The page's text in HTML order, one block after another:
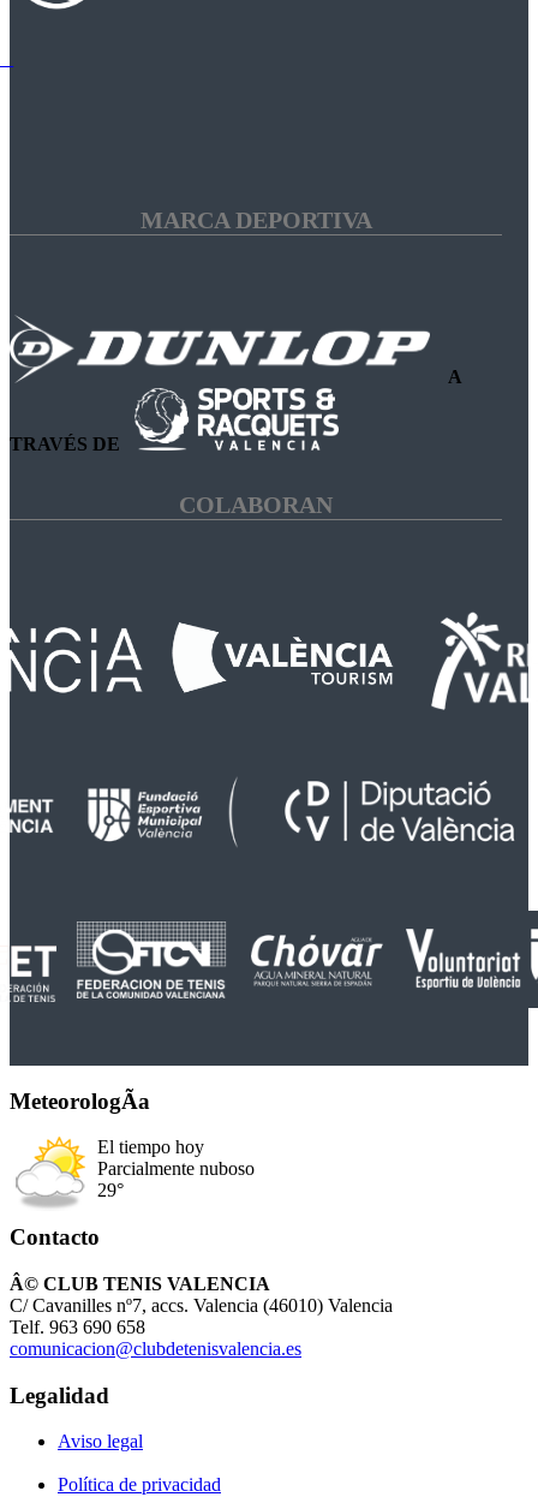
MARCA DEPORTIVA
A
TRAVÉS DE
COLABORAN
MeteorologÃ­a
El tiempo hoy
Parcialmente nuboso
29°
Contacto
Â© CLUB TENIS VALENCIA
C/ Cavanilles nº7, accs. Valencia (46010) Valencia
Telf. 963 690 658
comunicacion@clubdetenisvalencia.es
Legalidad
Aviso legal
Política de privacidad